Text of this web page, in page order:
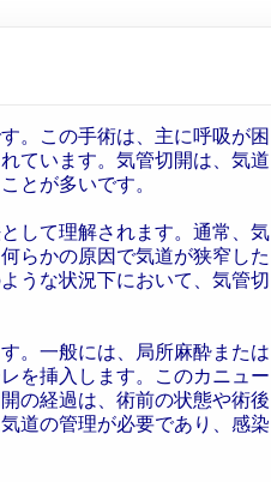
。この手術は、主に呼吸が困
ています。気管切開は、気道
とが多いです。
して理解されます。通常、気
らかの原因で気道が狭窄した
うな状況下において、気管切
。一般には、局所麻酔または
を挿入します。このカニュー
の経過は、術前の状態や術後
道の管理が必要であり、感染